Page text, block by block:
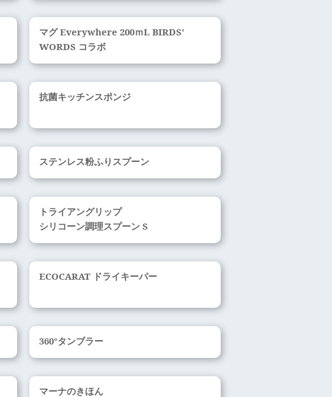
マグ Everywhere 200ｍL BIRDS'
WORDS コラボ
抗菌キッチンスポンジ
ステンレス粉ふりスプーン
トライアングリップ
シリコーン調理スプーン S
ECOCARAT ドライキーパー
360°タンブラー
マーナのきほん